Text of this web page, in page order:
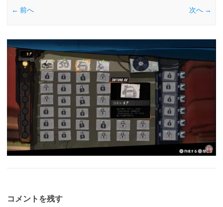
← 前へ 次へ →
コメントを残す